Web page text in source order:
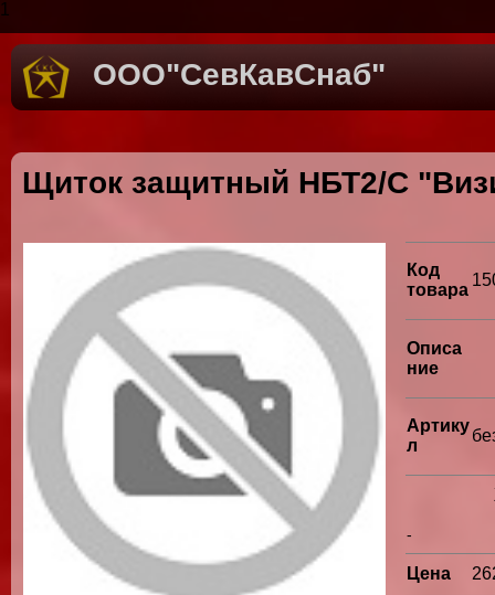
1
ООО"СевКавСнаб"
Щиток защитный НБТ2/С
Код
товара
Описа
ние
Артику
л
-
Цена